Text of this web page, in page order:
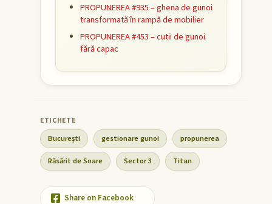
PROPUNEREA #935 – ghena de gunoi
transformată în rampă de mobilier
PROPUNEREA #453 – cutii de gunoi
fără capac
București gestionare gunoi propunerea
Răsărit de Soare Sector 3 Titan
Share on Facebook